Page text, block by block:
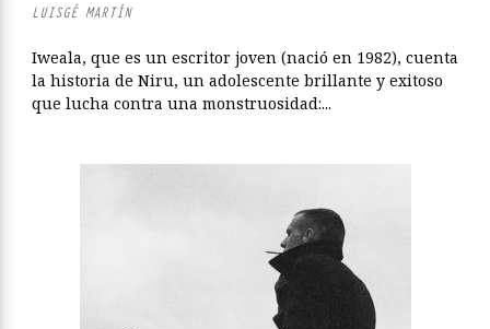
LUISGÉ MARTÍN
Iweala, que es un escritor joven (nació en 1982), cuenta
la historia de Niru, un adolescente brillante y exitoso
que lucha contra una monstruosidad:...